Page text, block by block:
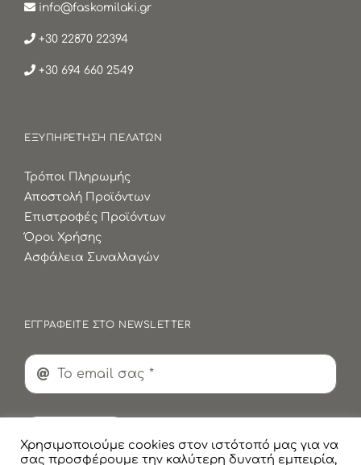
info@faskomilaki.gr
+30 22870 22394
+30 694 660 2549
ΕΞΥΠΗΡΕΤΗΣΗ ΠΕΛΑΤΩΝ
Τρόποι Πληρωμής
Αποστολή Προϊόντων
Επιστροφές Προϊόντων
Όροι Χρήσης
Ασφάλεια Συναλλαγών
ΕΓΓΡΑΦΕΙΤΕ ΣΤΟ NEWSLETTER
Χρησιμοποιούμε cookies στον ιστότοπό μας για να
σας προσφέρουμε την καλύτερη δυνατή εμπειρία,